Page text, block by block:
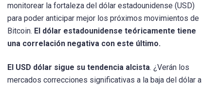
monitorear la fortaleza del dólar estadounidense (USD)
para poder anticipar mejor los próximos movimientos de
Bitcoin. El dólar estadounidense teóricamente tiene
una correlación negativa con este último.
El USD dólar sigue su tendencia alcista. ¿Verán los
mercados correcciones significativas a la baja del dólar a